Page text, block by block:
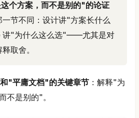
个方案，而不是别的"的论证
节不同：设计讲"方案长什么
讲"为什么这么选"——尤其是对
取舍。
"平庸文档"的关键章节 ：解释"为
不是别的"。